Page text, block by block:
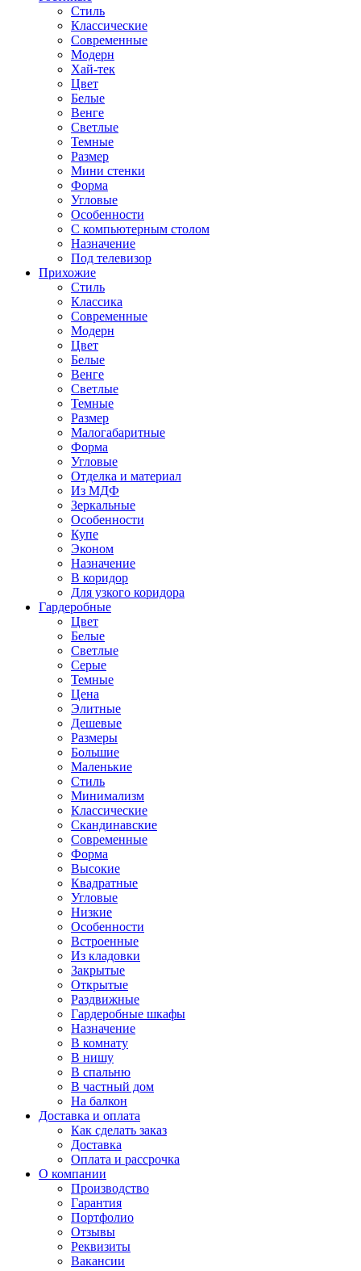
Стиль
Классические
Современные
Модерн
Хай-тек
Цвет
Белые
Венге
Светлые
Темные
Размер
Мини стенки
Форма
Угловые
Особенности
С компьютерным столом
Назначение
Под телевизор
Прихожие
Стиль
Классика
Современные
Модерн
Цвет
Белые
Венге
Светлые
Темные
Размер
Малогабаритные
Форма
Угловые
Отделка и материал
Из МДФ
Зеркальные
Особенности
Купе
Эконом
Назначение
В коридор
Для узкого коридора
Гардеробные
Цвет
Белые
Светлые
Серые
Темные
Цена
Элитные
Дешевые
Размеры
Большие
Маленькие
Стиль
Минимализм
Классические
Скандинавские
Современные
Форма
Высокие
Квадратные
Угловые
Низкие
Особенности
Встроенные
Из кладовки
Закрытые
Открытые
Раздвижные
Гардеробные шкафы
Назначение
В комнату
В нишу
В спальню
В частный дом
На балкон
Доставка и оплата
Как сделать заказ
Доставка
Оплата и рассрочка
О компании
Производство
Гарантия
Портфолио
Отзывы
Реквизиты
Вакансии